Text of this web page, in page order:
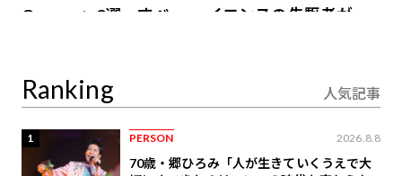
Owners」3選。すべて
イエンスの先駆者が語
Ranking 人気記事
1 PERSON 2026.8.8
70歳・郷ひろみ「人が生きていくうえで大